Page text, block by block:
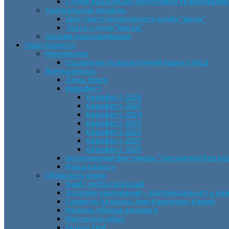
Театральний профіль
Шоу-театр молодіжного клубу “Імідж”
Театр-студія “Маска”
Основи програмування
Наші проєкти
Міжнародні
Соціально-психологічний проєкт VeLa
Всеукраїнські
День Землі
Єврофест
Єврофест-2026
Єврофест-2025
Єврофест-2024
Єврофест-2023
Єврофест-2022
Єврофест-2021
Єврофест-2020
Інклюзивний фестиваль “Натхнення без
Марш єдності
Обласного рівня
Знай і люби свій край
Здорове харчування – відповідальність
Славетні Українці. Іван Карпенко-Карий
Молодь обирає здоров’я
Мистецькі обрії
Humor Fest